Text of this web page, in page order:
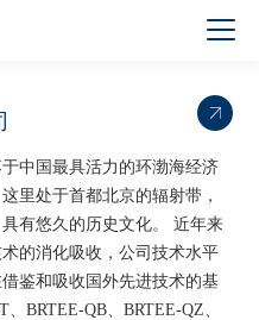
中国最具活力的环渤海经济
里处于首都北京的辐射带，
有悠久的历史文化。 近年来
的消化吸收，公司技术水平
鉴和吸收国外先进技术的基
BRTEE-QB、BRTEE-QZ、